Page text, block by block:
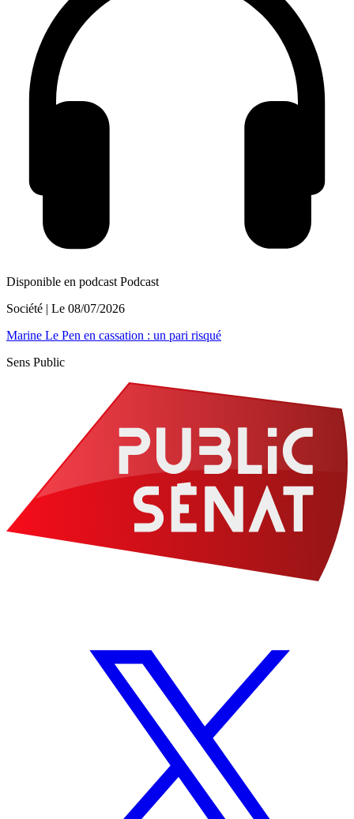
Disponible en podcast Podcast
Société | Le 08/07/2026
Marine Le Pen en cassation : un pari risqué
Sens Public